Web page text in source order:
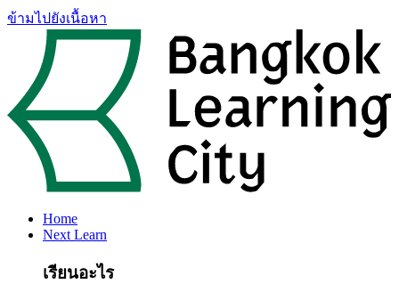
ข้ามไปยังเนื้อหา
Home
Next Learn
เรียนอะไร